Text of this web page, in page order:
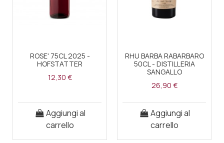
ROSE' 75CL 2025 -
HOFSTATTER
12,30 €
Aggiungi al
carrello
RHU BARBA RABARBARO
50CL - DISTILLERIA
SANGALLO
26,90 €
Aggiungi al
carrello